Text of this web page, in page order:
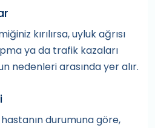
kırılırsa, uyluk ağrısı
ya da trafik kazaları
nedenleri arasında yer alır.
durumuna göre,